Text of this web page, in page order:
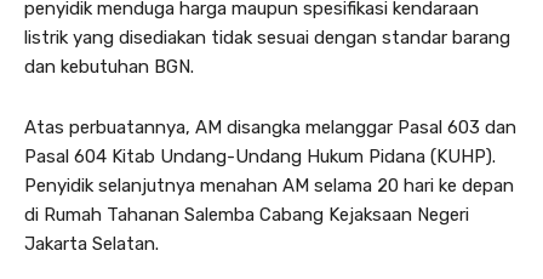
penyidik menduga harga maupun spesifikasi kendaraan
listrik yang disediakan tidak sesuai dengan standar barang
dan kebutuhan BGN.
Atas perbuatannya, AM disangka melanggar Pasal 603 dan
Pasal 604 Kitab Undang-Undang Hukum Pidana (KUHP).
Penyidik selanjutnya menahan AM selama 20 hari ke depan
di Rumah Tahanan Salemba Cabang Kejaksaan Negeri
Jakarta Selatan.